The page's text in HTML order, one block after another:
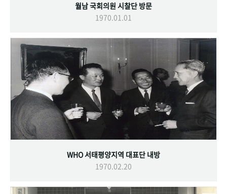
월남 국회의원 시찰단 방문
1970.01.01
WHO 서태평양지역 대표단 내방
1970.02.20